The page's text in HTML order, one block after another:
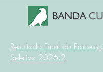
Resultado Final do Processo
Seletivo 2026.2